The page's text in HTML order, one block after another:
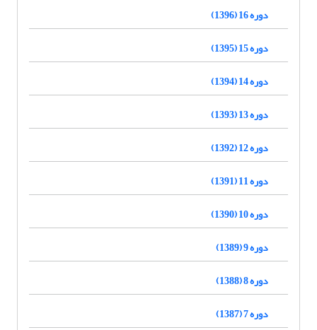
دوره 16 (1396)
دوره 15 (1395)
دوره 14 (1394)
دوره 13 (1393)
دوره 12 (1392)
دوره 11 (1391)
دوره 10 (1390)
دوره 9 (1389)
دوره 8 (1388)
دوره 7 (1387)